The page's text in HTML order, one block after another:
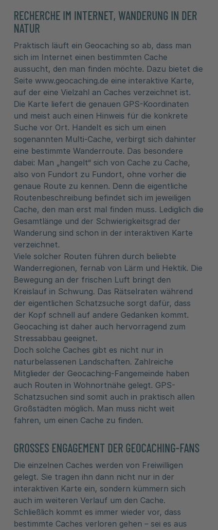
RECHERCHE IM INTERNET, WANDERUNG IN DER
NATUR
Praktisch läuft ein Geocaching so ab, dass man
sich im Internet einen bestimmten Cache
aussucht, den man finden möchte. Dazu bietet die
Seite www.geocaching.de eine interaktive Karte,
auf der eine Vielzahl an Caches verzeichnet ist.
Die Karte liefert die genauen GPS-Koordinaten
und meist auch einen Hinweis für die konkrete
Suche vor Ort. Handelt es sich um einen
sogenannten Multi-Cache, verbirgt sich dahinter
eine bestimmte Wanderroute. Das besondere
dabei: Man „hangelt“ sich von Cache zu Cache,
also von Fundort zu Fundort, ohne vorher die
genaue Route zu kennen. Denn die eigentliche
Routenbeschreibung befindet sich im jeweiligen
Cache, den man erst mal finden muss. Lediglich die
Gesamtlänge und der Schwierigkeitsgrad der
Wanderung sind schon in der interaktiven Karte
verzeichnet.
Viele solcher Routen führen durch beliebte
Wanderregionen, fernab von Lärm und Hektik. Die
Bewegung an der frischen Luft bringt den
Kreislauf in Schwung. Das Rätselraten während
der eigentlichen Schatzsuche sorgt dafür, dass
der Kopf schnell auf andere Gedanken kommt.
Geocaching ist daher auch hervorragend zum
Stressabbau geeignet.
Doch solche Caches gibt es nicht nur in
naturbelassenen Landschaften. Zahlreiche
Mitglieder der Geocaching-Fangemeinde haben
auch Routen in Wohnortnähe gelegt. GPS-
Schatzsuchen sind somit auch in praktisch allen
Großstädten möglich. Man muss nicht weit
fahren, um einen Cache zu finden.
GROSSES ENGAGEMENT DER GEOCACHING-FANS
Die einzelnen Caches werden von Freiwilligen
gelegt. Sie tragen ihn dann nicht nur in der
interaktiven Karte ein, sondern kümmern sich
auch im weiteren Verlauf um den Cache.
Schließlich kommt es immer wieder vor, dass
bestimmte Caches verloren gehen – sei es aus